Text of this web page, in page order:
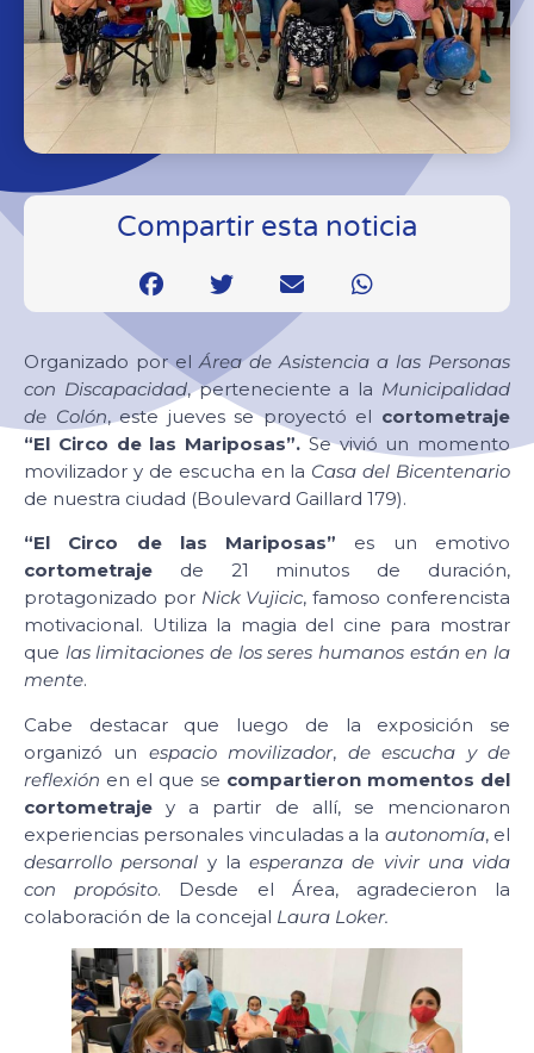
Compartir esta noticia
Organizado por elÁrea de Asistencia a las Personas
con Discapacidad, perteneciente a la Municipalidad
de Colón, este jueves se proyectó el cortometraje
“El Circo de las Mariposas”. Se vivió un momento
movilizador y de escucha en la Casa del Bicentenario
de nuestra ciudad (Boulevard Gaillard 179).
“El Circo de las Mariposas” es un emotivo
cortometraje de 21 minutos de duración,
protagonizado por Nick Vujicic, famoso conferencista
motivacional. Utiliza la magia del cine para mostrar
que las limitaciones de los seres humanos están en la
mente.
Cabe destacar que luego de la exposición se
organizó un espacio movilizador, de escucha y de
reflexión en el que se compartieron momentos del
cortometraje y a partir de allí, se mencionaron
experiencias personales vinculadas a la autonomía, el
desarrollo personal y la esperanza de vivir una vida
con propósito. Desde el Área, agradecieron la
colaboración de la concejal Laura Loker.